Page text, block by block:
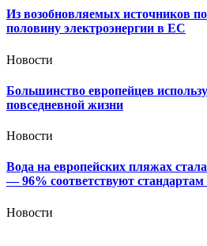
Из возобновляемых источников
половину электроэнергии в ЕС
Новости
Большинство европейцев
повседневной жизни
Новости
Вода на европейских пляжах
— 96% соответствуют
Новости